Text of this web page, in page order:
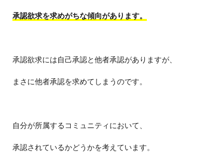
承認欲求を求めがちな傾向があります。
承認欲求には自己承認と他者承認がありますが、
まさに他者承認を求めてしまうのです。
自分が所属するコミュニティにおいて、
承認されているかどうかを考えています。